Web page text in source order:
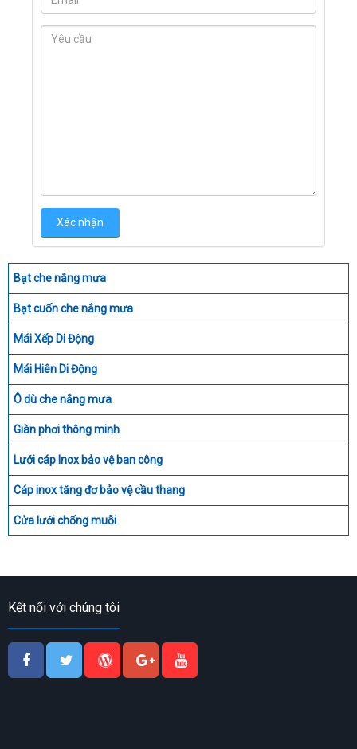
Bạt che nắng mưa
Bạt cuốn che nắng mưa
Mái Xếp Di Động
Mái Hiên Di Động
Ô dù che nắng mưa
Giàn phơi thông minh
Lưới cáp Inox bảo vệ ban công
Cáp inox tăng đơ bảo vệ cầu thang
Cửa lưới chống muỗi
Kết nối với chúng tôi